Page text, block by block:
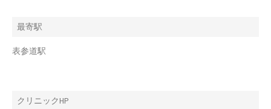
最寄駅
表参道駅
クリニックHP